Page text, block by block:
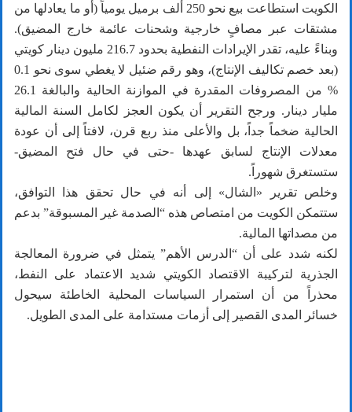
الكويت استطاعت بيع نحو 250 ألف برميل يومياً (أو ما يعادلها من
مشتقات عبر مصافٍ خارجية وشحنات عائمة خارج المضيق).
وبناءً عليه، تقدر الإيرادات النفطية بحدود 216.7 مليون دينار كويتي
(بعد خصم تكاليف الإنتاج)، وهو رقم ضئيل لا يغطي سوى نحو 0.1
% من المصروفات المقدرة في الموازنة الحالية والبالغة 26.1
مليار دينار. ورجح التقرير أن يكون العجز لكامل السنة المالية
الحالية ضخماً جداً، بل والأعلى منذ ربع قرن، لافتاً إلى أن عودة
معدلات الإنتاج لسابق عهدها -حتى في حال فتح المضيق-
ستستغرق شهوراً.
وخلص تقرير «الشال» إلى أنه في حال تحقق هذا التوافق،
ستتمكن الكويت من امتصاص هذه “الصدمة غير المسبوقة” بدعم
من مصداتها المالية.
لكنه شدد على أن “الدرس الأهم” يتمثل في ضرورة المعالجة
الجذرية لتركيبة الاقتصاد الكويتي شديد الاعتماد على النفط،
محذراً من أن استمرار السياسات المحلية الخاطئة سيحول
خسائر المدى القصير إلى أزمات مستدامة على المدى الطويل.